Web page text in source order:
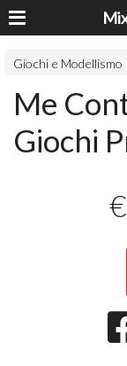
Giochi e Modellismo
Me
Giochi
€